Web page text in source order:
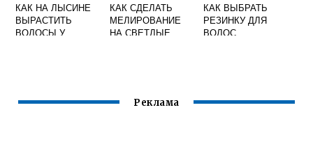
КАК НА ЛЫСИНЕ
ВЫРАСТИТЬ
ВОЛОСЫ У
КАК СДЕЛАТЬ
МЕЛИРОВАНИЕ
НА СВЕТЛЫЕ
КАК ВЫБРАТЬ
РЕЗИНКУ ДЛЯ
ВОЛОС
Реклама